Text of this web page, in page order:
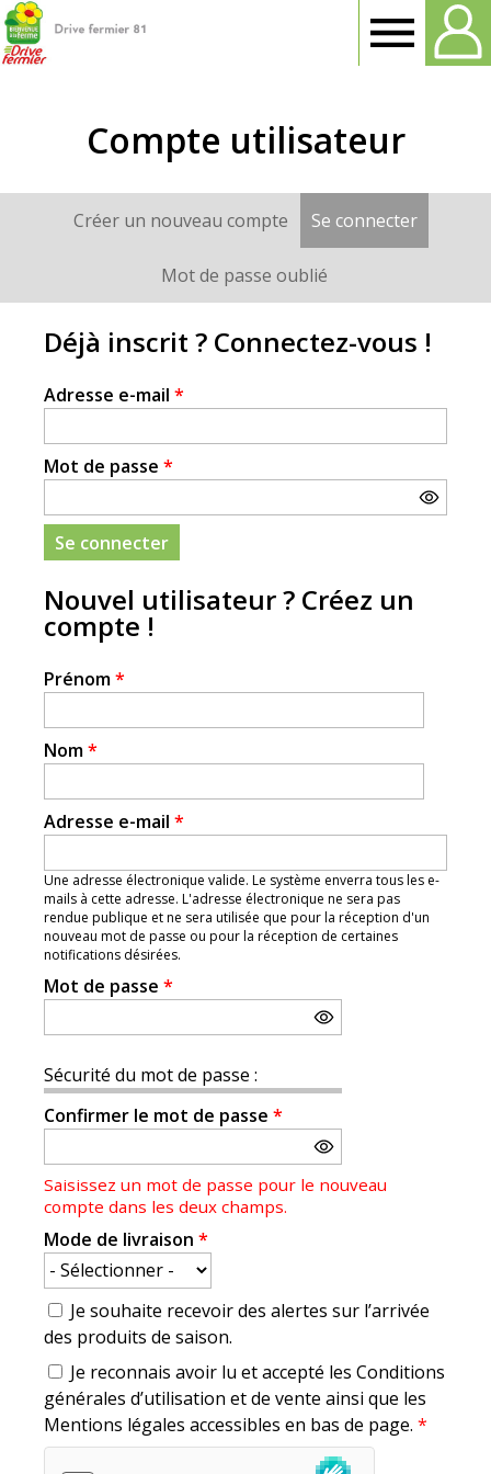
Tarn
Compte utilisateur
OngletsCréer un nouveau compte Se connecter(onglet
Mot de passe oublié
Déjà inscrit ? Connectez-vous !
Adresse e-mail *
Mot de passe *
Nouvel utilisateur ? Créez un
compte !
Prénom*
Nom*
Adresse e-mail *
Une adresse électronique valide. Le système enverra tous les e-
mails à cette adresse. L'adresse électronique ne sera pas
rendue publique et ne sera utilisée que pour la réception d'un
nouveau mot de passe ou pour la réception de certaines
notifications désirées.
Mot de passe *
Sécurité du mot de passe :
Confirmer le mot de passe *
Saisissez un mot de passe pour le nouveau
compte dans les deux champs.
Mode de livraison *
Je souhaite recevoir des alertes sur l’arrivée
des produits de saison.
Je reconnais avoir lu et accepté les Conditions
générales d’utilisation et de vente ainsi que les
Mentions légales accessibles en bas de page. *